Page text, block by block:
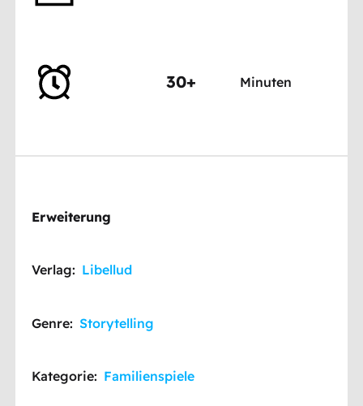
30+ Minuten
Erweiterung
Verlag: Libellud
Genre: Storytelling
Kategorie: Familienspiele